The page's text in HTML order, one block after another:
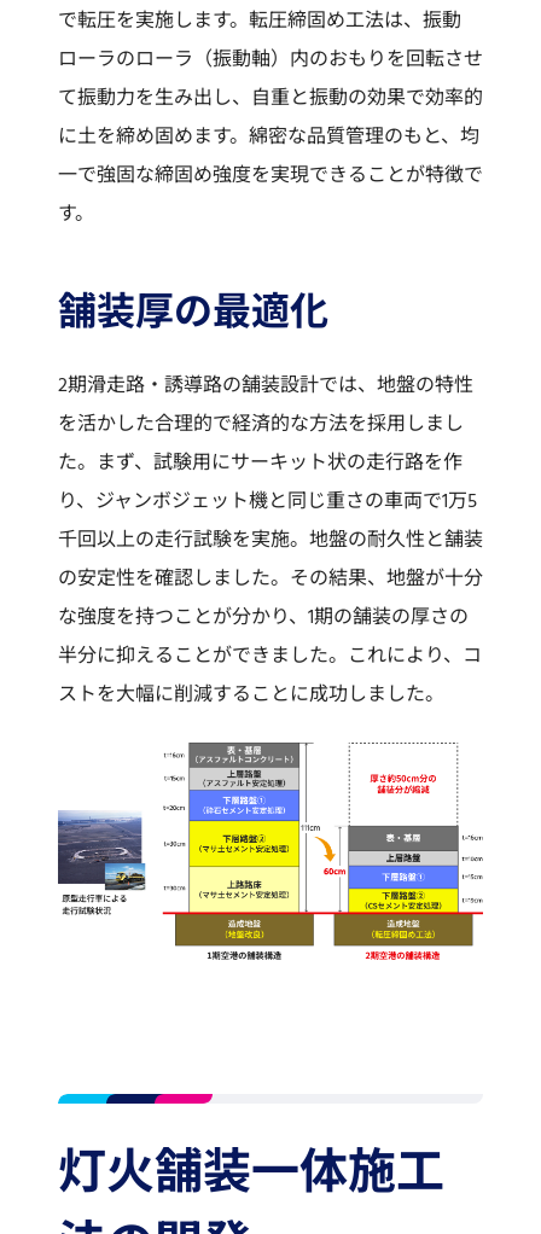
で転圧を実施します。転圧締固め工法は、振動
ローラのローラ（振動軸）内のおもりを回転させ
て振動力を生み出し、自重と振動の効果で効率的
に土を締め固めます。綿密な品質管理のもと、均
一で強固な締固め強度を実現できることが特徴で
す。
舗装厚の最適化
2期滑走路・誘導路の舗装設計では、地盤の特性
を活かした合理的で経済的な方法を採用しまし
た。まず、試験用にサーキット状の走行路を作
り、ジャンボジェット機と同じ重さの車両で1万5
千回以上の走行試験を実施。地盤の耐久性と舗装
の安定性を確認しました。その結果、地盤が十分
な強度を持つことが分かり、1期の舗装の厚さの
半分に抑えることができました。これにより、コ
ストを大幅に削減することに成功しました。
灯火舗装一体施工